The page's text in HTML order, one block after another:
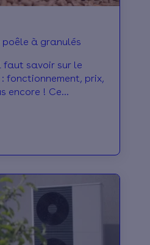
à granulés
faut savoir sur le
fonctionnement, prix,
encore ! Ce
par combustion
dans la pièce.